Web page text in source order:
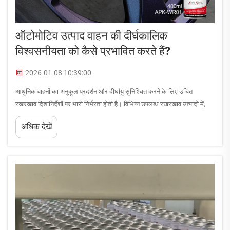
ऑटोमोटिव उत्पाद वाहन की दीर्घकालिक
विश्वसनीयता को कैसे प्रभावित करते हैं?
2026-01-08 10:39:00
आधुनिक वाहनों का अनुकूल प्रदर्शन और दीर्घायु सुनिश्चित करने के लिए उचित
रखरखाव दिशानिर्देशों पर भारी निर्भरता होती है। विभिन्न उपलब्ध रखरखाव उत्पादों में,
इंजन डिग्रीज़र इंजन के स्वास्थ्य को बनाए रखने और रोकथाम के लिए एक महत्वपूर्ण
घटक के रूप में उभरता है...
अधिक देखें